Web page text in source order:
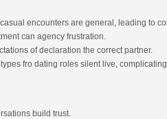
encounters are general, leading to
can agency frustration.
of declaration the correct partner.
fro dating roles silent live, complicating
build trust.